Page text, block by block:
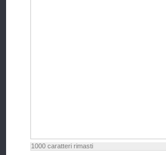
1000 caratteri rimasti